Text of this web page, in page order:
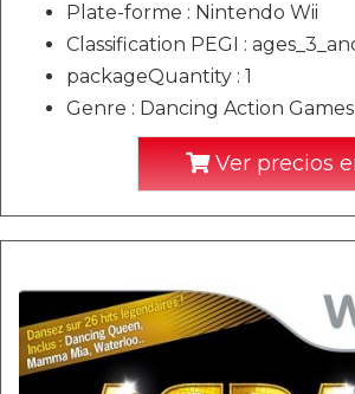
Plate-forme : Nintendo Wii
Classification PEGI :
packageQuantity : 1
Genre : Dancing Action Games
Ver precios